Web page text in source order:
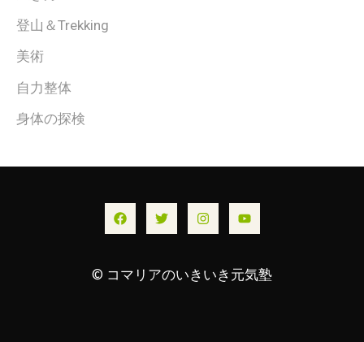
登山＆Trekking
美術
自力整体
身体の探検
© コマリアのいきいき元気塾